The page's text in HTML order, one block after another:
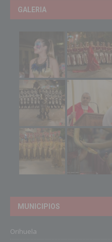
GALERIA
MUNICIPIOS
Orihuela